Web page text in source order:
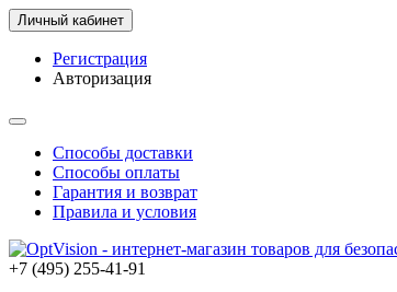
Личный кабинет
Регистрация
Авторизация
Способы доставки
Способы оплаты
Гарантия и возврат
Правила и условия
+7 (495) 255-41-91